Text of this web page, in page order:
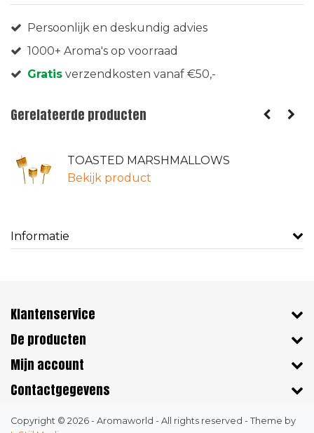
Persoonlijk en deskundig advies
1000+ Aroma's op voorraad
Gratis verzendkosten vanaf €50,-
Gerelateerde producten
TOASTED MARSHMALLOWS
Bekijk product
Informatie
Klantenservice
De producten
Mijn account
Contactgegevens
Copyright © 2026 - Aromaworld - All rights reserved - Theme by